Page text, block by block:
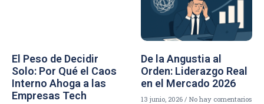
El Peso de Decidir
Solo: Por Qué el Caos
Interno Ahoga a las
Empresas Tech
De la Angustia al
Orden: Liderazgo Real
en el Mercado 2026
13 junio, 2026 No hay comentarios